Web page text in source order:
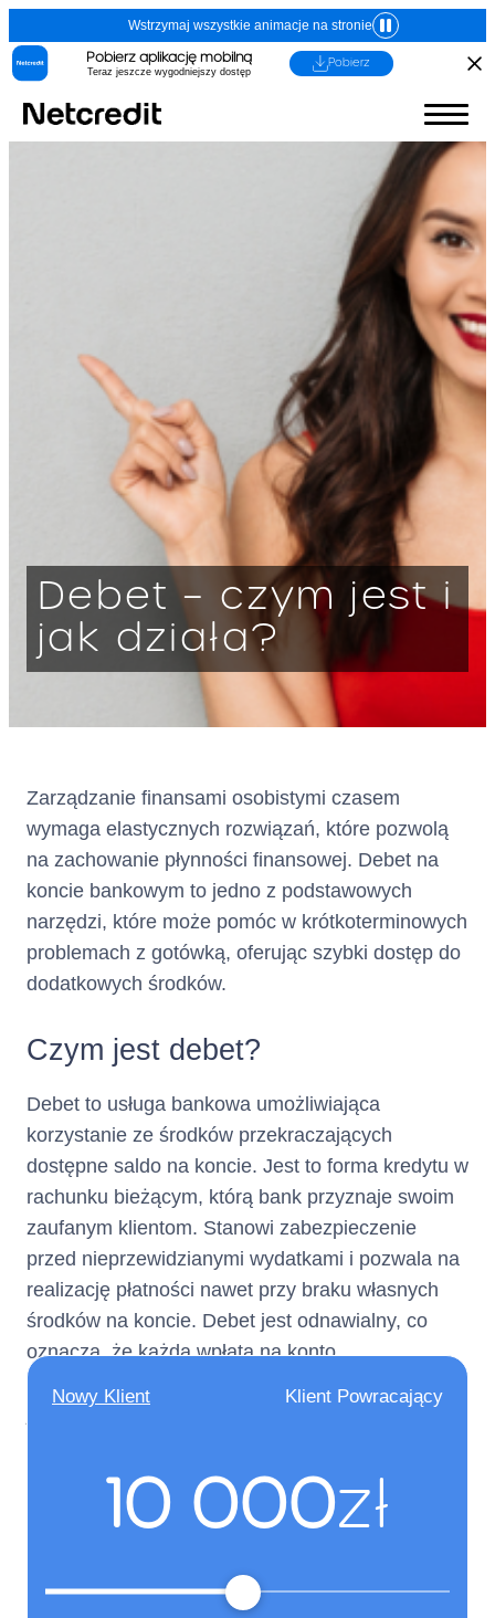
Wstrzymaj wszystkie animacje na stronie
Pobierz aplikację mobilną
Teraz jeszcze wygodniejszy dostęp
Pobierz
Debet – czym jest i
jak działa?
Zarządzanie finansami osobistymi czasem
wymaga elastycznych rozwiązań, które pozwolą
na zachowanie płynności finansowej. Debet na
koncie bankowym to jedno z podstawowych
narzędzi, które może pomóc w krótkoterminowych
problemach z gotówką, oferując szybki dostęp do
dodatkowych środków.
Czym jest debet?
Debet to usługa bankowa umożliwiająca
korzystanie ze środków przekraczających
dostępne saldo na koncie. Jest to forma kredytu w
rachunku bieżącym, którą bank przyznaje swoim
zaufanym klientom. Stanowi zabezpieczenie
przed nieprzewidzianymi wydatkami i pozwala na
realizację płatności nawet przy braku własnych
środków na koncie. Debet jest odnawialny, co
oznacza, że każda wpłata na konto
automatycznie zmniejsza zadłużenie. Jest to
jedna z najprostszych form kredytowania
Nowy Klient Klient Powracający
10 000zł
1. Imię, nazwisko (nazwa) i adres (siedziba)
kredytodawcy lub pośrednika kredytowego
Dane identyfikacyjne:
(Adres, z którego ma korzystać
konsument)
Fincard spółka z
ograniczoną
odpowiedzialnością
ul. Grzybowska 87, 00-844
Warszawa
KRS: 0000803716
wpisana
jako Krajowa Instytucja Płatnicz
a do rejestru prowadzonego
przez Komisję Nadzoru
Finansowego
pod numerem IP62/2024
Adres :
(siedziba)
ul. Grzybowska 87, 00-844
Warszawa
Adres do doręczeń
elektronicznych:
(wpisany do bazy adresów
elektronicznych)
AE:PL-75866-56446-VBGFB-
Numer
telefonu :
(informacja ta ma charakter
opcjonalny)
+ 22 598 77 99
Adres poczty
elektronicznej :
(informacja ta ma charakter
opcjonalny)
kontakt@netcredit.pl
Numer faksu :
Adres strony
internetowej :
www.netcredit.pl